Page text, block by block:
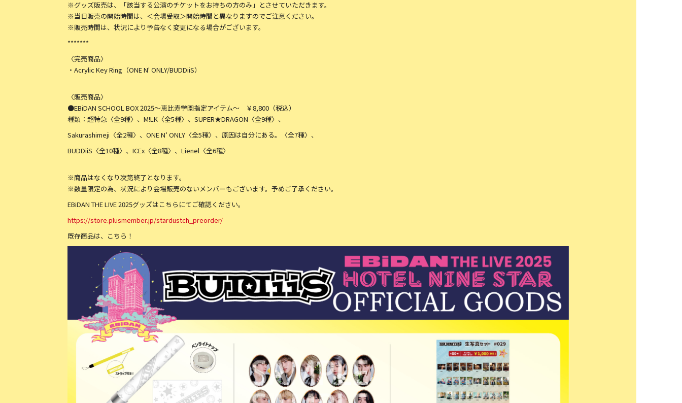
※グッズ販売は、「該当する公演のチケットをお持ちの方のみ」とさせていただきます。
※当日販売の開始時間は、＜会場受取＞開始時間と異なりますのでご注意ください。
※販売時間は、状況により予告なく変更になる場合がございます。
*******
〈完売商品〉
・Acrylic Key Ring（ONE N' ONLY/BUDDiiS）
〈販売商品〉
●EBiDAN SCHOOL BOX 2025～恵比寿学園指定アイテム～ ￥8,800（税込）
種類：超特急〈全9種〉、M!LK〈全5種〉、SUPER★DRAGON〈全9種〉、
Sakurashimeji〈全2種〉、ONE N’ ONLY〈全5種〉、原因は自分にある。〈全7種〉、
BUDDiiS〈全10種〉、ICEx〈全8種〉、Lienel〈全6種〉
※商品はなくなり次第終了となります。
※数量限定の為、状況により会場販売のないメンバーもございます。予めご了承ください。
EBiDAN THE LIVE 2025グッズはこちらにてご確認ください。
https://store.plusmember.jp/stardustch_preorder/
既存商品は、こちら！